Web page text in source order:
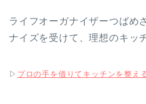
ライフオーガナイザーつばめ
ナイズを受けて、理想のキッ
▷ プロの手を借りてキッチンを整え